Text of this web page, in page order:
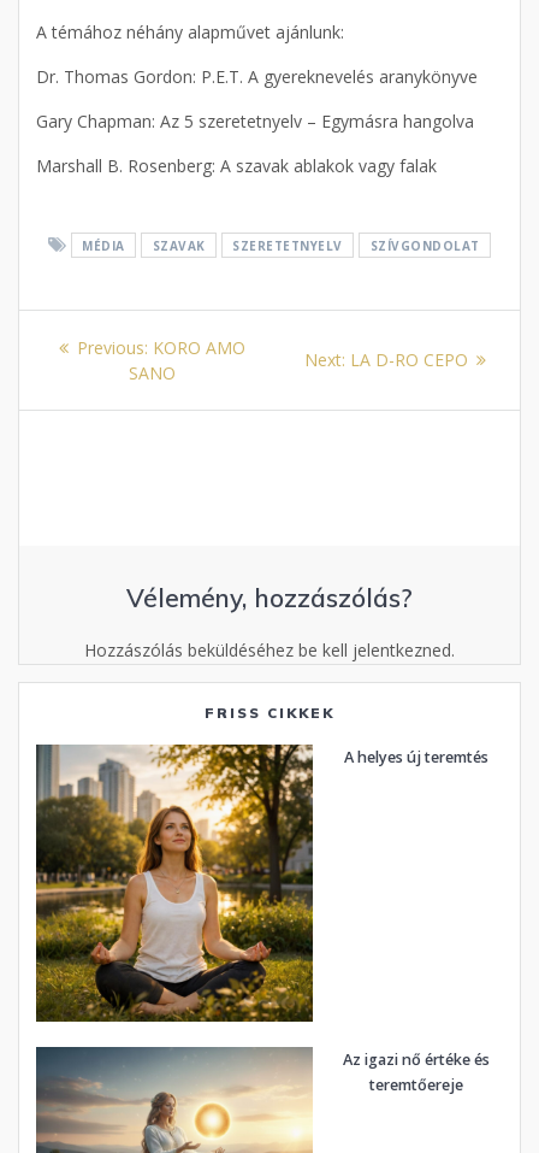
A témához néhány alapművet ajánlunk:
Dr. Thomas Gordon: P.E.T. A gyereknevelés aranykönyve
Gary Chapman: Az 5 szeretetnyelv – Egymásra hangolva
Marshall B. Rosenberg: A szavak ablakok vagy falak
MÉDIA SZAVAK SZERETETNYELV SZÍVGONDOLAT
Bejegyzés
navigáció
Previous: Previous
post:
KORO AMO
SANO
Next: Next
LA D-RO CEPO
Vélemény, hozzászólás?
Hozzászólás beküldéséhez be kell jelentkezned.
FRISS CIKKEK
A helyes új teremtés
Az igazi nő értéke és
teremtőereje